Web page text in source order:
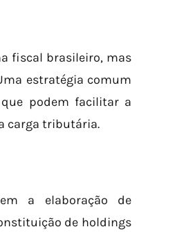
fiscal brasileiro, mas
estratégia comum
podem facilitar a
carga tributária.
a elaboração de
de holdings